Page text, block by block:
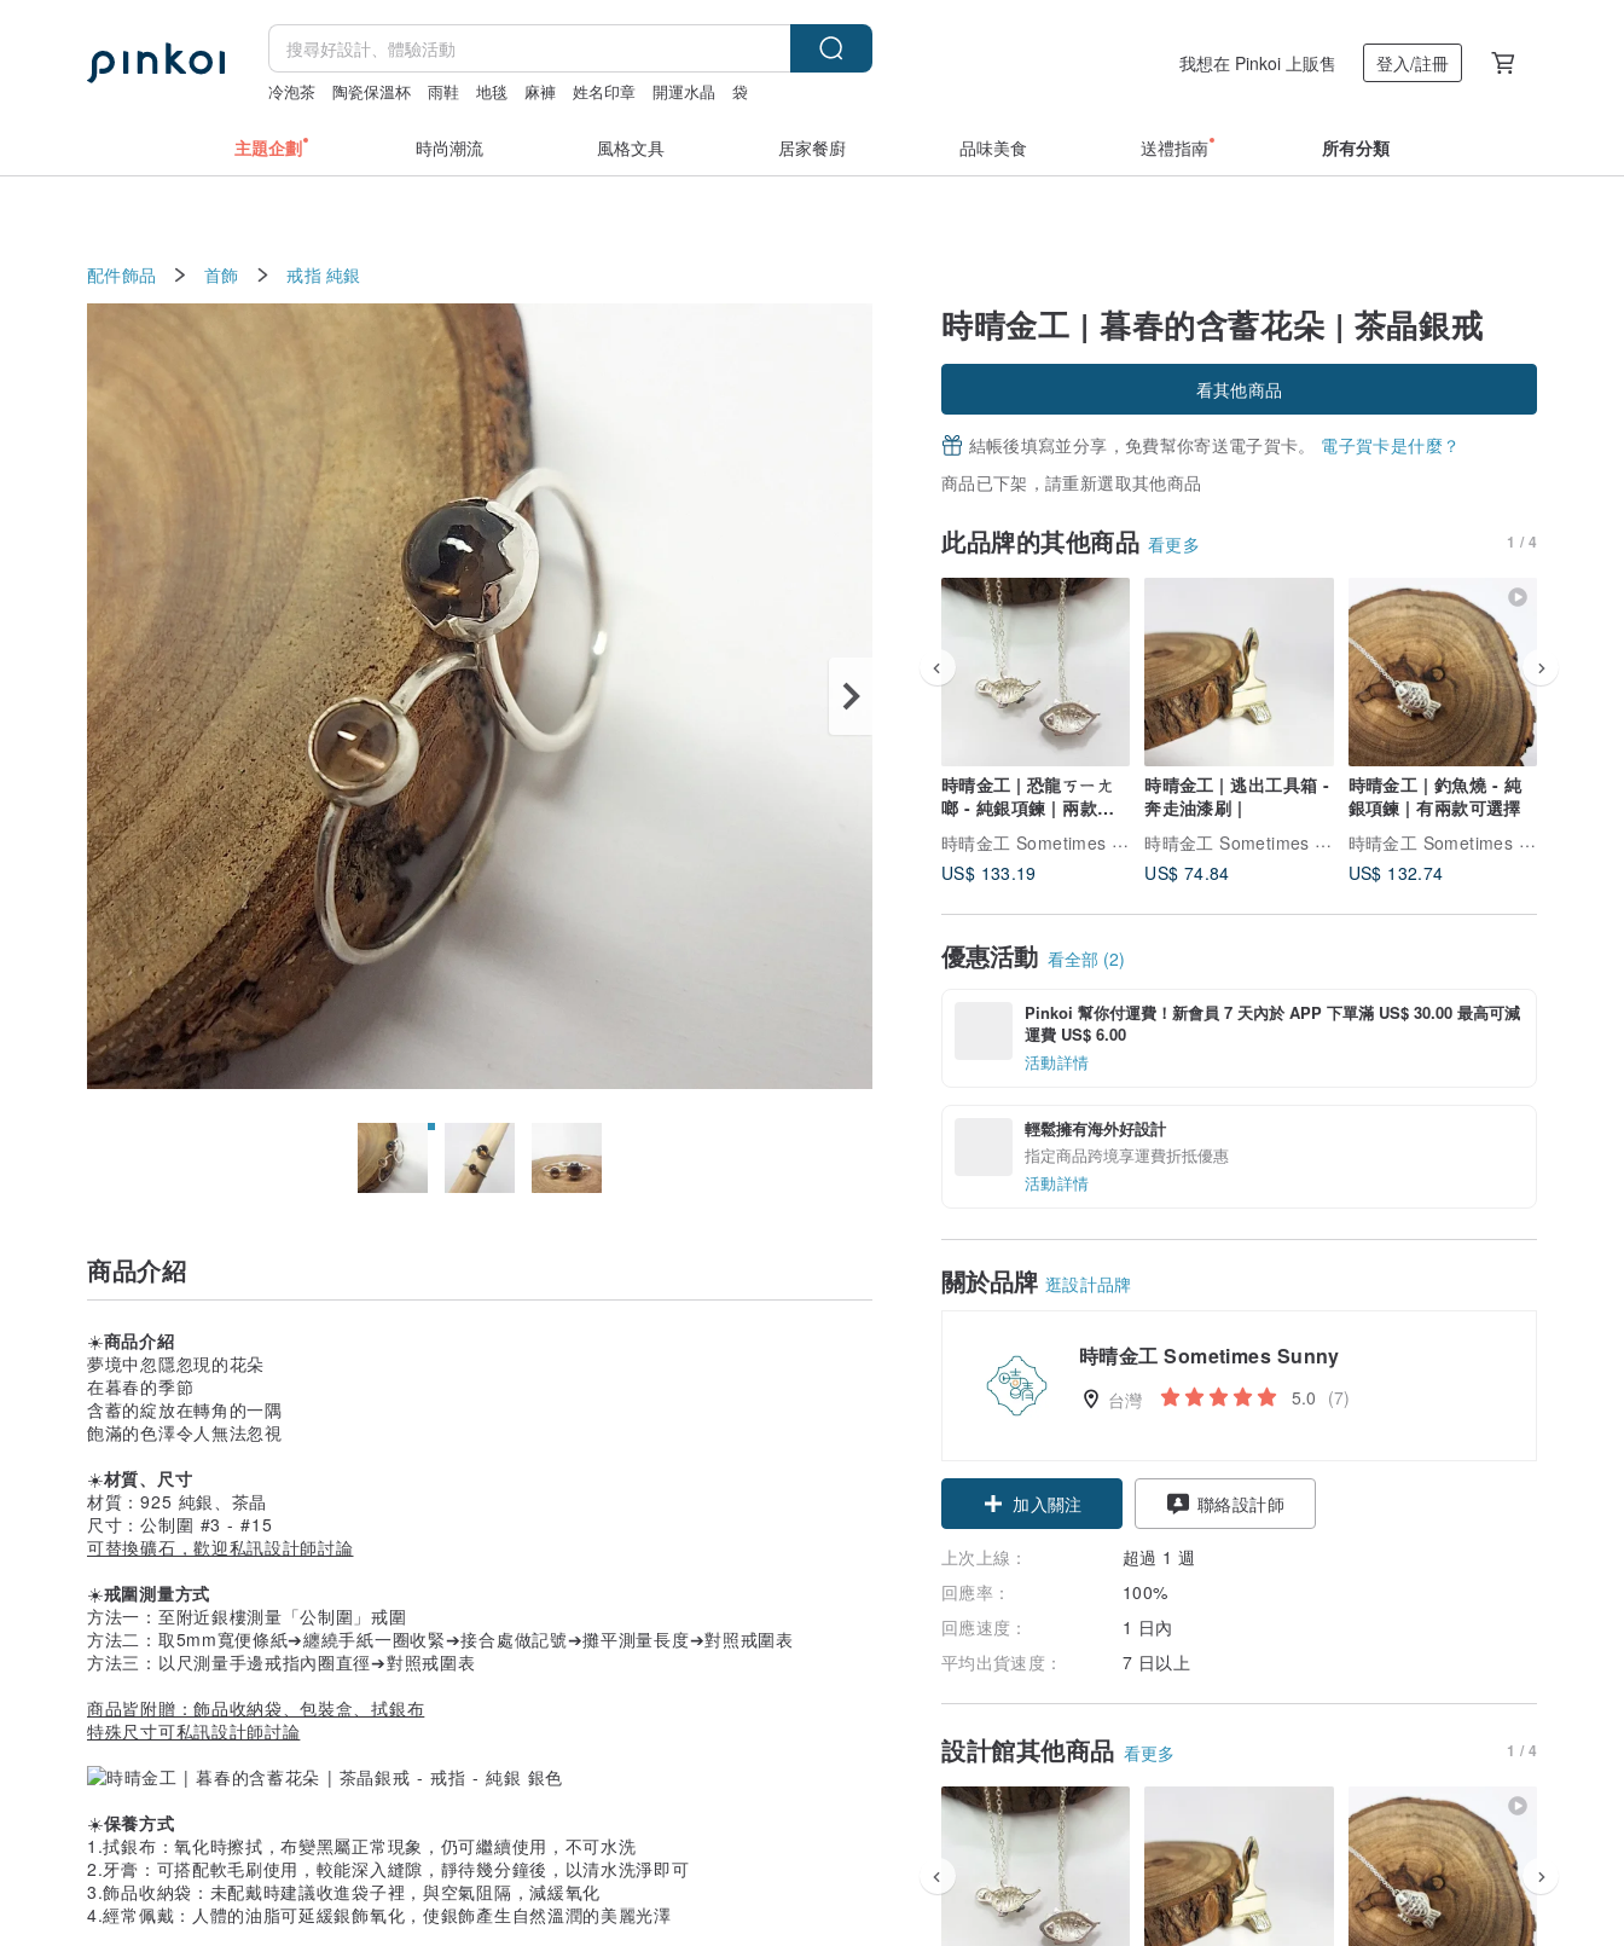
冷泡茶 陶瓷保溫杯 雨鞋 地毯 麻褲 姓名印章 開運水晶 袋
我想在 Pinkoi 上販售 登入/註冊
主題企劃 時尚潮流 風格文具 居家餐廚 品味美食 送禮指南 所有分類
配件飾品 首飾 戒指 純銀
時晴金工 | 暮春的含蓄花朵 | 茶晶銀戒
看其他商品
結帳後填寫並分享，免費幫你寄送電子賀卡。 電子賀卡是什麼？
商品已下架，請重新選取其他商品
此品牌的其他商品 看更多 1 / 4
時晴金工 | 恐龍ㄎㄧㄤ
啷 - 純銀項鍊 | 兩款可
選
時晴金工 Sometimes Sunny
US$ 133.19
時晴金工 | 逃出工具箱 -
奔走油漆刷 |
時晴金工 Sometimes Sunny
US$ 74.84
時晴金工 | 釣魚燒 - 純
銀項鍊 | 有兩款可選擇
時晴金工 Sometimes Sunny
US$ 132.74
優惠活動 看全部 (2)
Pinkoi 幫你付運費！新會員 7 天內於 APP 下單滿 US$ 30.00 最高可減
運費 US$ 6.00
活動詳情
輕鬆擁有海外好設計
指定商品跨境享運費折抵優惠
活動詳情
關於品牌 逛設計品牌
時晴金工 Sometimes Sunny
台灣 5.0 (7)
加入關注 聯絡設計師
上次上線：
超過 1 週
回應率：
100%
回應速度：
1 日內
平均出貨速度：
7 日以上
設計館其他商品 看更多 1 / 4
商品介紹
☀️商品介紹
夢境中忽隱忽現的花朵
在暮春的季節
含蓄的綻放在轉角的一隅
飽滿的色澤令人無法忽視
☀️材質、尺寸
材質：925 純銀、茶晶
尺寸：公制圍 #3 - #15
可替換礦石，歡迎私訊設計師討論
☀️戒圍測量方式
方法一：至附近銀樓測量「公制圍」戒圍
方法二：取5mm寬便條紙➔纏繞手紙一圈收緊➔接合處做記號➔攤平測量長度➔對照戒圍表
方法三：以尺測量手邊戒指內圈直徑➔對照戒圍表
商品皆附贈：飾品收納袋、包裝盒、拭銀布
特殊尺寸可私訊設計師討論
☀️保養方式
1.拭銀布：氧化時擦拭，布變黑屬正常現象，仍可繼續使用，不可水洗
2.牙膏：可搭配軟毛刷使用，較能深入縫隙，靜待幾分鐘後，以清水洗淨即可
3.飾品收納袋：未配戴時建議收進袋子裡，與空氣阻隔，減緩氧化
4.經常佩戴：人體的油脂可延緩銀飾氧化，使銀飾產生自然溫潤的美麗光澤